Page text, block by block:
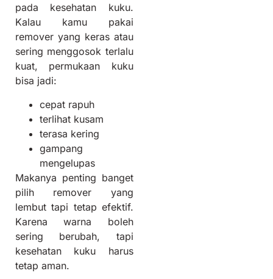
pada kesehatan kuku.
Kalau kamu pakai
remover yang keras atau
sering menggosok terlalu
kuat, permukaan kuku
bisa jadi:
cepat rapuh
terlihat kusam
terasa kering
gampang
mengelupas
Makanya penting banget
pilih remover yang
lembut tapi tetap efektif.
Karena warna boleh
sering berubah, tapi
kesehatan kuku harus
tetap aman.